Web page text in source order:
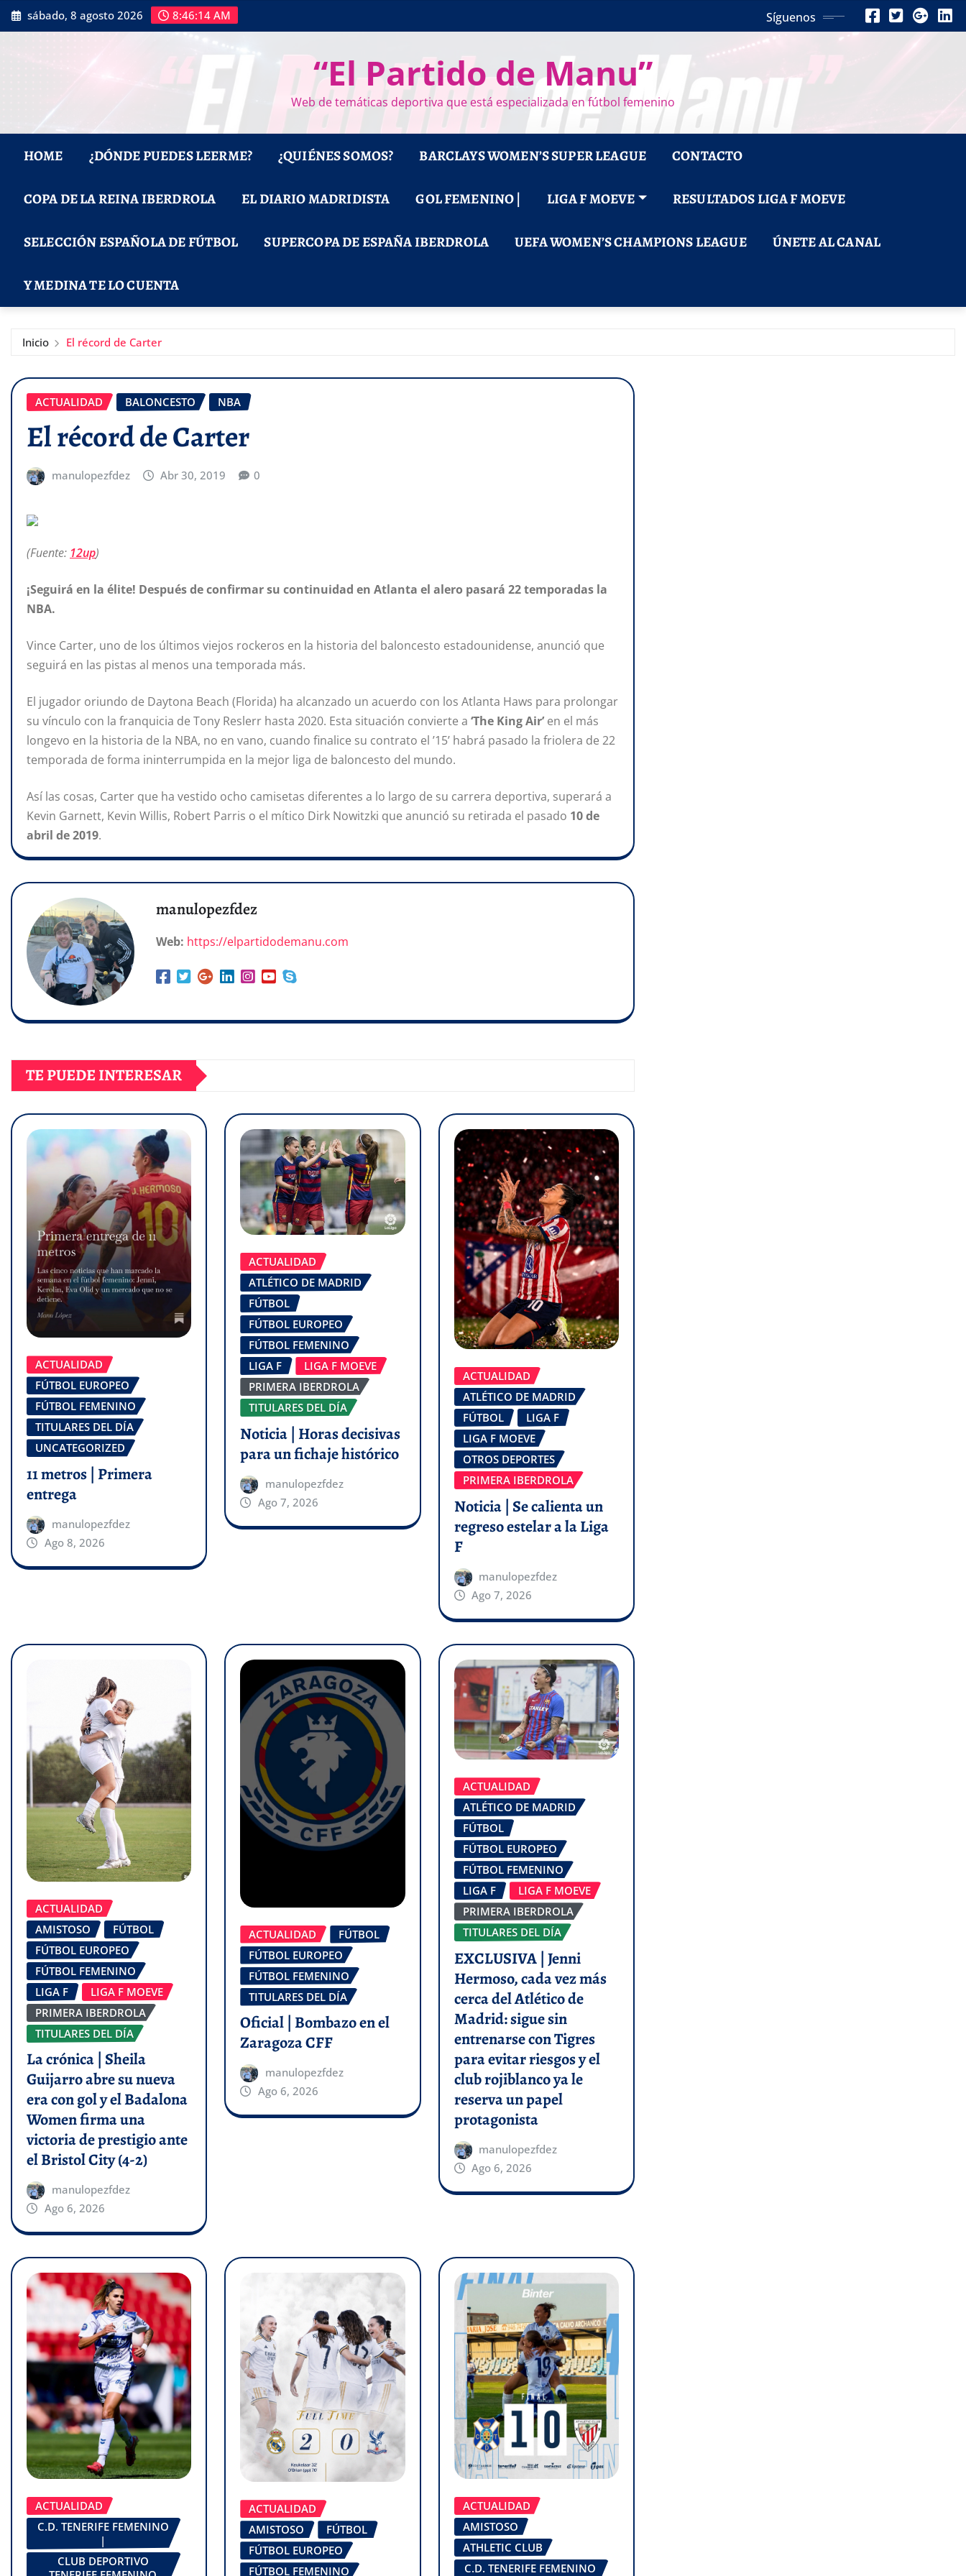
Saltar
al
sábado, 8 agosto 2026 8:46:16 AM Síguenos
“El Partido de Manu”
Web de temáticas deportiva que está especializada en fútbol femenino
HOME ¿DÓNDE PUEDES LEERME? ¿QUIÉNES SOMOS? BARCLAYS WOMEN’S SUPER LEAGUE CONTACTO
COPA DE LA REINA IBERDROLA EL DIARIO MADRIDISTA GOL FEMENINO | LIGA F MOEVE RESULTADOS LIGA F MOEVE
SELECCIÓN ESPAÑOLA DE FÚTBOL SUPERCOPA DE ESPAÑA IBERDROLA UEFA WOMEN’S CHAMPIONS LEAGUE ÚNETE AL CANAL
Y MEDINA TE LO CUENTA
Inicio El récord de Carter
ACTUALIDAD BALONCESTO NBA
El récord de Carter
manulopezfdez Abr 30, 2019 0
(Fuente: 12up)
¡Seguirá en la élite! Después de confirmar su continuidad en Atlanta el alero pasará 22 temporadas la
NBA.
Vince Carter, uno de los últimos viejos rockeros en la historia del baloncesto estadounidense, anunció que
seguirá en las pistas al menos una temporada más.
El jugador oriundo de Daytona Beach (Florida) ha alcanzado un acuerdo con los Atlanta Haws para prolongar
su vínculo con la franquicia de Tony Reslerr hasta 2020. Esta situación convierte a ‘The King Air’en el más
longevo en la historia de la NBA, no en vano, cuando finalice su contrato el ’15’ habrá pasado la friolera de 22
temporada de forma ininterrumpida en la mejor liga de baloncesto del mundo.
Así las cosas, Carter que ha vestido ocho camisetas diferentes a lo largo de su carrera deportiva, superará a
Kevin Garnett, Kevin Willis, Robert Parris o el mítico Dirk Nowitzki que anunció su retirada el pasado 10 de
abril de 2019.
manulopezfdez
Web: https://elpartidodemanu.com
TE PUEDE INTERESAR
ACTUALIDAD
FÚTBOL EUROPEO
FÚTBOL FEMENINO
TITULARES DEL DÍA
UNCATEGORIZED
11 metros | Primera
entrega
manulopezfdez
Ago 8, 2026
ACTUALIDAD
ATLÉTICO DE MADRID
FÚTBOL
FÚTBOL EUROPEO
FÚTBOL FEMENINO
LIGA F
LIGA F MOEVE
PRIMERA IBERDROLA
TITULARES DEL DÍA
Noticia | Horas decisivas
para un fichaje histórico
manulopezfdez
Ago 7, 2026
ACTUALIDAD
ATLÉTICO DE MADRID
FÚTBOL
LIGA F
LIGA F MOEVE
OTROS DEPORTES
PRIMERA IBERDROLA
Noticia | Se calienta un
regreso estelar a la Liga
F
manulopezfdez
Ago 7, 2026
ACTUALIDAD
AMISTOSO
FÚTBOL
FÚTBOL EUROPEO
FÚTBOL FEMENINO
LIGA F
LIGA F MOEVE
PRIMERA IBERDROLA
TITULARES DEL DÍA
La crónica | Sheila
Guijarro abre su nueva
era con gol y el Badalona
Women firma una
victoria de prestigio ante
el Bristol City (4-2)
manulopezfdez
Ago 6, 2026
ACTUALIDAD
FÚTBOL
FÚTBOL EUROPEO
FÚTBOL FEMENINO
TITULARES DEL DÍA
Oficial | Bombazo en el
Zaragoza CFF
manulopezfdez
Ago 6, 2026
ACTUALIDAD
ATLÉTICO DE MADRID
FÚTBOL
FÚTBOL EUROPEO
FÚTBOL FEMENINO
LIGA F
LIGA F MOEVE
PRIMERA IBERDROLA
TITULARES DEL DÍA
EXCLUSIVA | Jenni
Hermoso, cada vez más
cerca del Atlético de
Madrid: sigue sin
entrenarse con Tigres
para evitar riesgos y el
club rojiblanco ya le
reserva un papel
protagonista
manulopezfdez
Ago 6, 2026
ACTUALIDAD
C.D. TENERIFE FEMENINO
|
CLUB DEPORTIVO
ACTUALIDAD
AMISTOSO
FÚTBOL
FÚTBOL EUROPEO
FÚTBOL FEMENINO
ACTUALIDAD
AMISTOSO
ATHLETIC CLUB
C.D. TENERIFE FEMENINO